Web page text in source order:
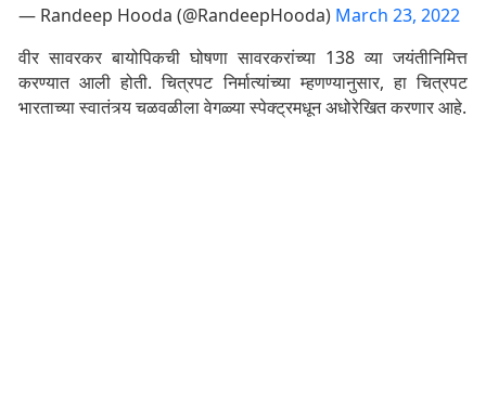
— Randeep Hooda (@RandeepHooda) March 23, 2022
वीर सावरकर बायोपिकची घोषणा सावरकरांच्या 138 व्या जयंतीनिमित्त
करण्यात आली होती. चित्रपट निर्मात्यांच्या म्हणण्यानुसार, हा चित्रपट
भारताच्या स्वातंत्र्य चळवळीला वेगळ्या स्पेक्ट्रमधून अधोरेखित करणार आहे.